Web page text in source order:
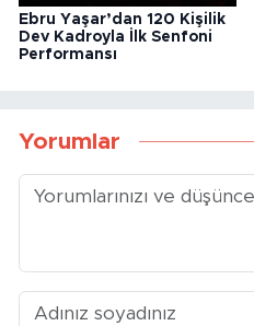
Ebru Yaşar’dan 120 Kişilik
Dev Kadroyla İlk Senfoni
Performansı
Yorumlar